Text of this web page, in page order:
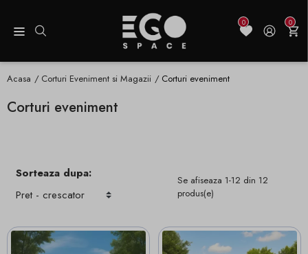
0 0
Acasa Corturi Eveniment si Magazii Corturi eveniment
Corturi eveniment
Sorteaza dupa:
Se afiseaza 1-12 din 12
produs(e)